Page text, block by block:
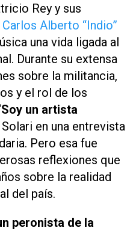
Rey y sus
Carlos Alberto “Indio”
una vida ligada al
Durante su extensa
sobre la militancia,
y el rol de los
Soy un artista
en una entrevista
Pero esa fue
reflexiones que
sobre la realidad
del país.
peronista de la